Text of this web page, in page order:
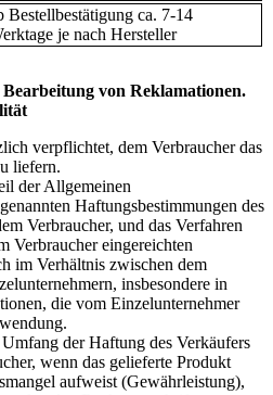
Bestellbestätigung ca. 7-14
je nach Hersteller
von Reklamationen.
verpflichtet, dem Verbraucher das
liefern.
der Allgemeinen
Haftungsbestimmungen des
Verbraucher, und das Verfahren
Verbraucher eingereichten
im Verhältnis zwischen dem
insbesondere in
die vom Einzelunternehmer
der Haftung des Verkäufers
wenn das gelieferte Produkt
aufweist (Gewährleistung),